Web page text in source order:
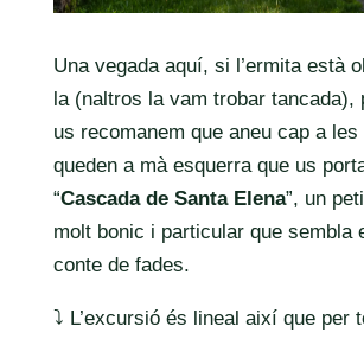
Una vegada aquí, si l’ermita està
la (naltros la vam trobar tancada),
us recomanem que aneu cap a
queden a mà esquerra que us
“Cascada de Santa Elena”, un
molt bonic i particular que sembla
conte de fades.
⤵️ L’excursió és lineal així que per